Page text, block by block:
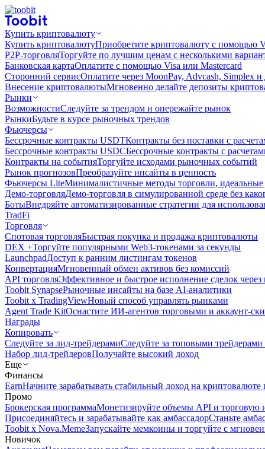
Купить криптовалюту
Купить криптовалютуПриобретите криптовалюту с помощью
P2P-торговляТоргуйте по лучшим ценам с несколькими
Банковская картаОплатите с помощью Visa или Mastercard
Сторонний сервисОплатите через MoonPay, Advcash, Simplex и
Внесение криптовалютыМгновенно делайте депозиты
Рынки
ВозможностиСледуйте за трендом и опережайте рынок
РынкиБудьте в курсе рыночных трендов
Фьючерсы
Бессрочные контракты USDTКонтракты без поставки с
Бессрочные контракты USDCБессрочные контракты с
Контракты на событияТоргуйте исходами рыночных событий
Рынок прогнозовПреобразуйте инсайты в ценность
Фьючерсы LiteМинималистичные методы торговли, идеальные
Демо-торговляДемо-торговля в симулированной среде без
БотыВнедряйте автоматизированные стратегии для
TradFi
Торговля
Спотовая торговляБыстрая покупка и продажа криптовалюты
DEX +Торгуйте популярными Web3-токенами за секунды
LaunchpadДоступ к ранним листингам токенов
КонвертацияМгновенный обмен активов без комиссий
API торговляЭффективное и быстрое исполнение сделок
Toobit SynapseРыночные инсайты на базе AI-аналитики
Toobit x TradingViewНовый способ управлять рынками
Agent Trade KitОснастите ИИ-агентов торговыми и аккаунт-
Награды
Копировать
Следуйте за лид-трейдерамиСледуйте за топовыми
Набор лид-трейдеровПолучайте высокий доход
Еще
Финансы
EarnНачните зарабатывать стабильный доход на криптовалюте
Промо
Брокерская программаМонетизируйте объемы API и торговую
Присоединяйтесь и зарабатывайте как амбассадорСтаньте
Toobit x Nova.MemeЗапускайте мемкоины и торгуйте с
Новичок